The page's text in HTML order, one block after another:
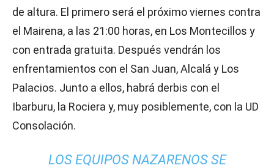
de altura. El primero será el próximo viernes contra
el Mairena, a las 21:00 horas, en Los Montecillos y
con entrada gratuita. Después vendrán los
enfrentamientos con el San Juan, Alcalá y Los
Palacios. Junto a ellos, habrá derbis con el
Ibarburu, la Rociera y, muy posiblemente, con la UD
Consolación.
LOS EQUIPOS NAZARENOS SE